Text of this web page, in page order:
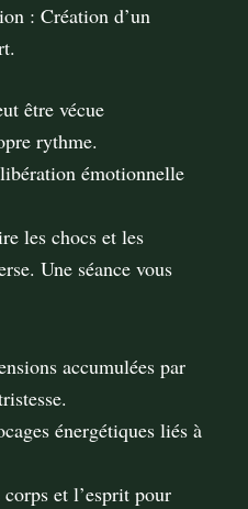
: Création d’un
être vécue
rythme.
émotionnelle
les chocs et les
Une séance vous
accumulées par
énergétiques liés à
et l’esprit pour